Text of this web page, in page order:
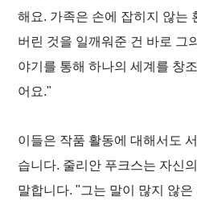
해요. 가족은 손에 잡히지 않는
버린 것을 일깨워준 건 바로 그
야기를 통해 하나의 세계를 창
어요."
이들은 작품 활동에 대해서도
습니다. 줄리안 푸크스는 자신
말합니다. "그는 말이 많지 않